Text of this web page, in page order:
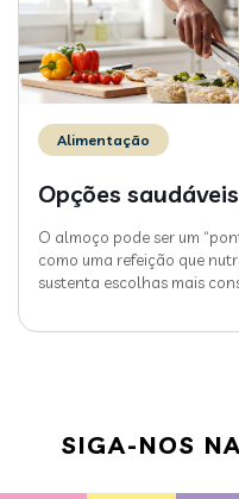
Alimentação
Opções
O almoço pode ser um
como uma refeição que
sustenta escolhas mais
SIGA-NOS